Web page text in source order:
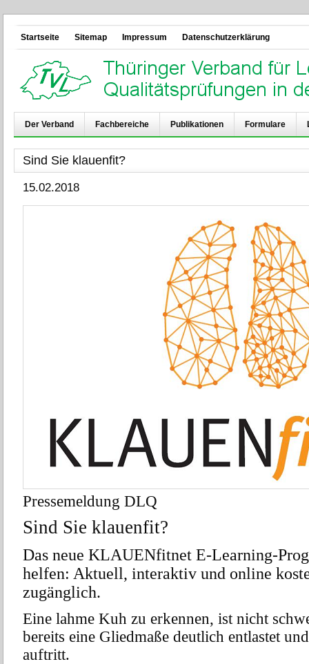
Startseite Sitemap Impressum Datenschutzerklärung
Der Verband Fachbereiche Publikationen Formulare
Sind Sie klauenfit?
15.02.2018
Pressemeldung DLQ
Sind Sie klauenfit?
Das neue KLAUENfitnet E-Learning-
helfen: Aktuell, interaktiv und online
zugänglich.
Eine lahme Kuh zu erkennen, ist nicht
bereits eine Gliedmaße deutlich entlastet
auftritt.